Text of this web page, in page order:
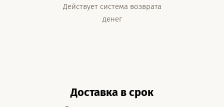
Действует система возврата
денег
Доставка в срок